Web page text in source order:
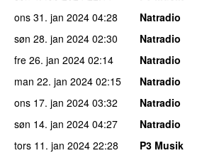
ons 31. jan 2024 04:28
Natradio
søn 28. jan 2024 02:30
Natradio
fre 26. jan 2024 02:14
Natradio
man 22. jan 2024 02:15
Natradio
ons 17. jan 2024 03:32
Natradio
søn 14. jan 2024 04:27
Natradio
tors 11. jan 2024 22:28
P3 Musik